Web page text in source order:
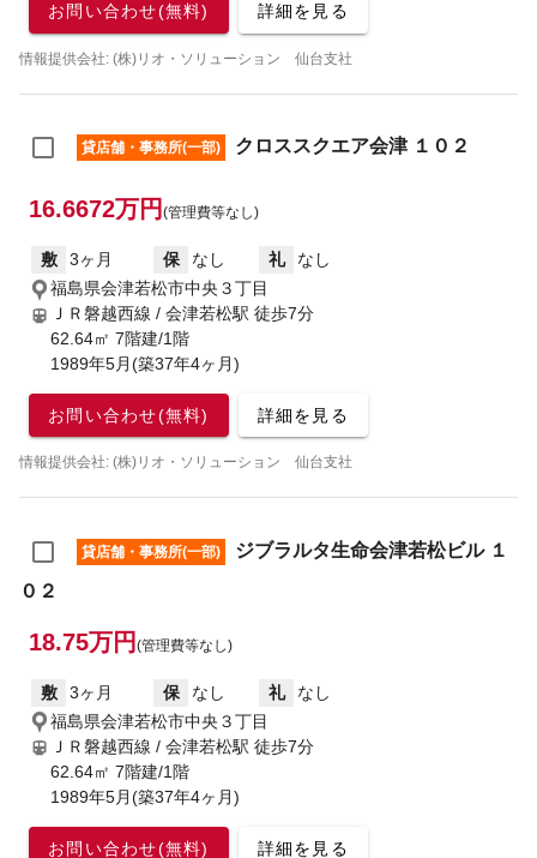
お問い合わせ(無料) 詳細を見る
情報提供会社: (株)リオ・ソリューション 仙台支社
貸店舗・事務所(一部) クロススクエア会津 １０２
16.6672万円 (管理費等なし)
敷 3ヶ月 保 なし 礼
なし
福島県会津若松市中央３丁目
ＪＲ磐越西線 / 会津若松駅 徒歩7分
62.64㎡ 7階建/1階
1989年5月(築37年4ヶ月)
お問い合わせ(無料) 詳細を見る
情報提供会社: (株)リオ・ソリューション 仙台支社
貸店舗・事務所(一部)
ジブラルタ生命会津若松ビル １
０２
18.75万円 (管理費等なし)
敷 3ヶ月 保 なし 礼
なし
福島県会津若松市中央３丁目
ＪＲ磐越西線 / 会津若松駅 徒歩7分
62.64㎡ 7階建/1階
1989年5月(築37年4ヶ月)
お問い合わせ(無料) 詳細を見る